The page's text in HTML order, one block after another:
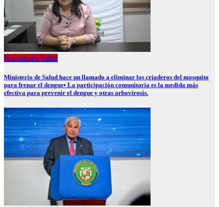
Nacionales Salud
Ministerio de Salud hace un llamado a eliminar los criaderos del mosquito
para frenar el dengue• La participación comunitaria es la medida más
efectiva para prevenir el dengue y otras arbovirosis.